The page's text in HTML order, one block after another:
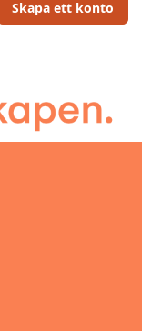
Skapa ett konto